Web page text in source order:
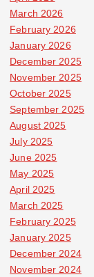
March 2026
February 2026
January 2026
December 2025
November 2025
October 2025
September 2025
August 2025
July 2025
June 2025
May 2025
April 2025
March 2025
February 2025
January 2025
December 2024
November 2024